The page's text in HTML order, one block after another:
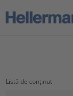
Listă de conținut